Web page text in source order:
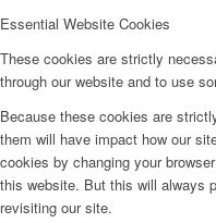
Essential Website Cookies
These cookies are strictly
through our website and to use
Because these cookies are
them will have impact how our
cookies by changing your
this website. But this will always
revisiting our site.